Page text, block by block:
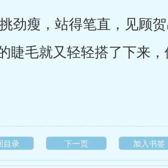
劲瘦，站得笔直，见顾
睫毛就又轻轻搭了下来
目录 下一页 加入书签